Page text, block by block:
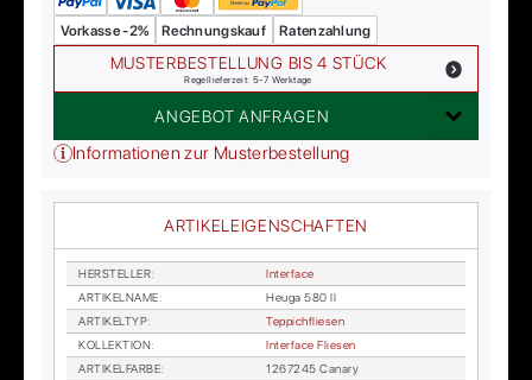
Vorkasse -2% Rechnungskauf Ratenzahlung
MUSTERBESTELLUNG BIS 4 STÜCK
Regellieferzeit: 5-7 Werktage
ANGEBOT ANFRAGEN
Informationen zur Musterbestellung
ARTIKELEIGENSCHAFTEN
HER­STEL­LER:
In­ter­face
AR­TI­KEL­NA­ME:
Heu­ga 580 II
AR­TI­KEL­TYP:
Tep­pich­flie­sen
KOL­LEK­TI­ON:
In­ter­face Flie­sen
AR­TI­KEL­FAR­BE:
1267245 Ca­na­ry